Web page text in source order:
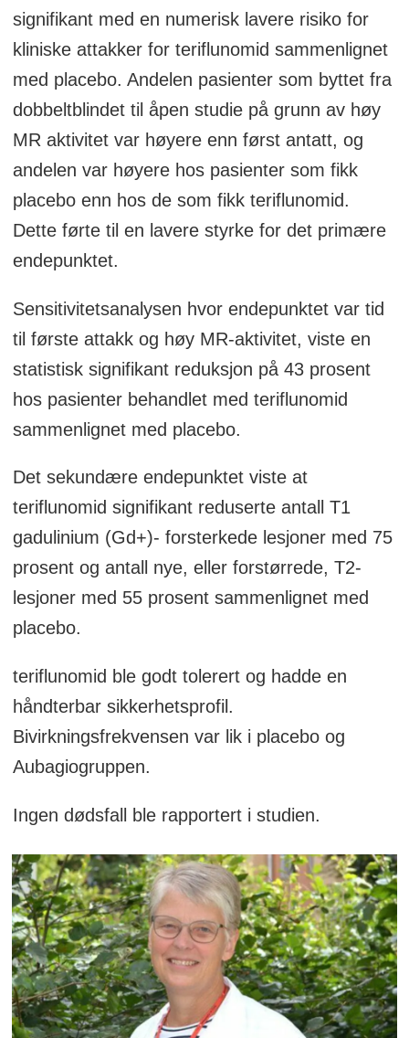
signifikant med en numerisk lavere risiko for
kliniske attakker for teriflunomid sammenlignet
med placebo. Andelen pasienter som byttet fra
dobbeltblindet til åpen studie på grunn av høy
MR aktivitet var høyere enn først antatt, og
andelen var høyere hos pasienter som fikk
placebo enn hos de som fikk teriflunomid.
Dette førte til en lavere styrke for det primære
endepunktet.
Sensitivitetsanalysen hvor endepunktet var tid
til første attakk og høy MR-aktivitet, viste en
statistisk signifikant reduksjon på 43 prosent
hos pasienter behandlet med teriflunomid
sammenlignet med placebo.
Det sekundære endepunktet viste at
teriflunomid signifikant reduserte antall T1
gadulinium (Gd+)- forsterkede lesjoner med 75
prosent og antall nye, eller forstørrede, T2-
lesjoner med 55 prosent sammenlignet med
placebo.
teriflunomid ble godt tolerert og hadde en
håndterbar sikkerhetsprofil.
Bivirkningsfrekvensen var lik i placebo og
Aubagiogruppen.
Ingen dødsfall ble rapportert i studien.